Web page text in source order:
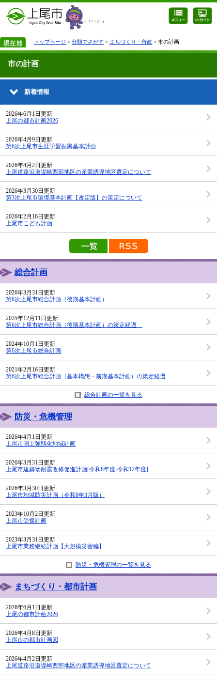
トップページ > 分類でさがす > まちづくり・市政 > 市の計画
市の計画
新着情報
2026年6月1日更新
上尾の都市計画2026
2026年4月9日更新
第6次上尾市生涯学習振興基本計画
2026年4月2日更新
上尾道路沿道堤崎西部地区の産業誘導地区選定について
2026年3月30日更新
第3次上尾市環境基本計画【改定版】の策定について
2026年2月16日更新
上尾市こども計画
新着情報の一覧を見る
総合計画
2026年3月31日更新
第6次上尾市総合計画（後期基本計画）
2025年12月11日更新
第6次上尾市総合計画（後期基本計画）の策定経過
2024年10月1日更新
第6次上尾市総合計画
2021年2月16日更新
第6次上尾市総合計画（基本構想・前期基本計画）の策定経過
総合計画の一覧を見る
防災・危機管理
2026年4月1日更新
上尾市国土強靱化地域計画
2026年3月31日更新
上尾市建築物耐震改修促進計画[令和8年度-令和12年度]
2026年3月30日更新
上尾市地域防災計画（令和8年3月版）
2023年10月2日更新
上尾市受援計画
2023年3月31日更新
上尾市業務継続計画【大規模災害編】
防災・危機管理の一覧を見る
まちづくり・都市計画
2026年6月1日更新
上尾の都市計画2026
2026年4月8日更新
上尾市の都市計画図
2026年4月2日更新
上尾道路沿道堤崎西部地区の産業誘導地区選定について